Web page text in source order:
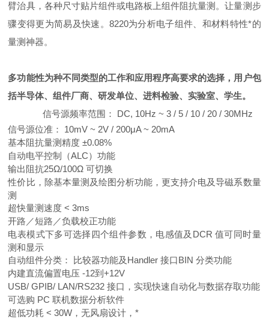
臂治具，各种尺寸贴片组件或电路板上组件阻抗量测。让量测步
骤变得更为简易及快速。8220为分析电子组件、和材料特性*的
量测神器。
多功能性为种不同类型的工作和应用程序高要求的选择，用户包
括半导体、组件厂商、研发单位、进料检验、实验室、学生。
信号源频率范围： DC, 10Hz ~ 3 / 5 / 10 / 20 / 30MHz
信号源位准： 10mV ~ 2V / 200μA ~ 20mA
基本阻抗量测精度 ±0.08%
自动电平控制（ALC）功能
输出阻抗25Ω/100Ω可切换
性价比，除基本量测及绘图分析功能，更支持介电及导磁系数量
测
超快量测速度 < 3ms
开路／短路／负载校正功能
电表模式下多可选择四个组件参数，电感值及DCR值可同时量
测和显示
自动组件分类： 比较器功能及Handler接口BIN 分类功能
内建直流偏置电压 -12到+12V
USB/ GPIB/ LAN/RS232 接口，实现快速自动化与数据存取功能
可选购 PC联机数据分析软件
超低功耗 < 30W ，无风扇设计，*